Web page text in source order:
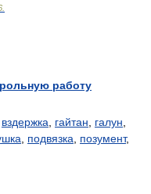
работу
вздержка гайтан галун
подвязка позумент,